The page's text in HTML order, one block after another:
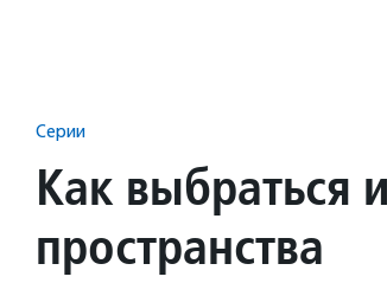
Серии
Как выбраться
пространства